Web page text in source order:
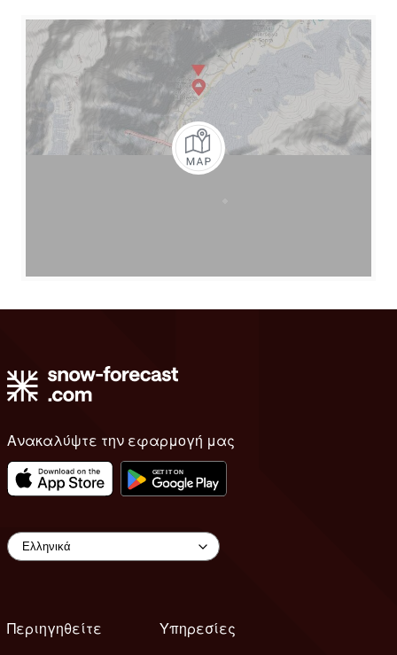
Ανακαλύψτε την εφαρμογή μας
Περιηγηθείτε
Υπηρεσίες